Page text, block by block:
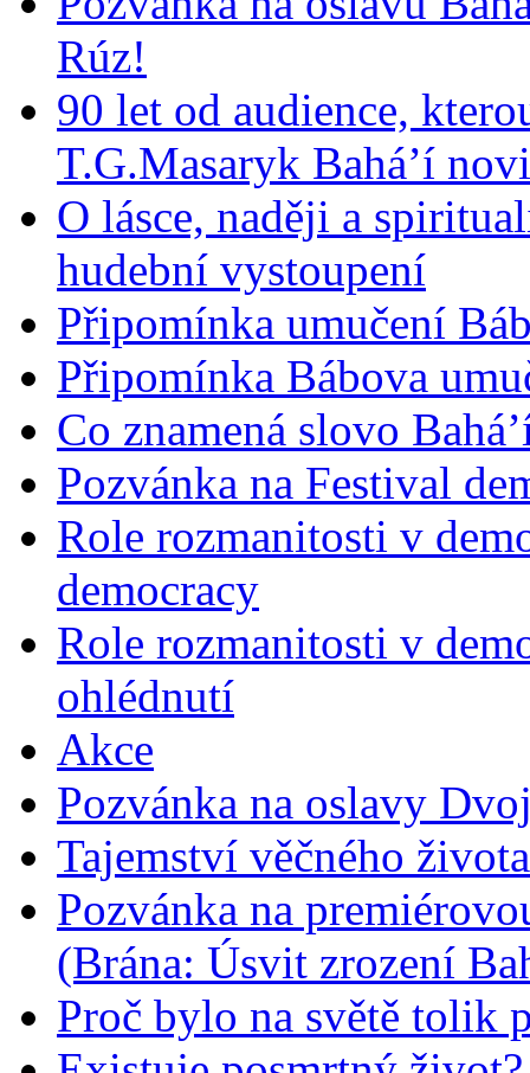
Rúz!
90 let od audience,
T.G.Masaryk Bahá’í
O lásce, naději a
hudební vystoupení
Připomínka umučení
Připomínka Bábova
Co znamená slovo
Pozvánka na Festival
Role rozmanitosti v
democracy
Role rozmanitosti v
ohlédnutí
Akce
Pozvánka na oslavy
Tajemství věčného života
Pozvánka na
(Brána: Úsvit zrození
Proč bylo na světě tolik